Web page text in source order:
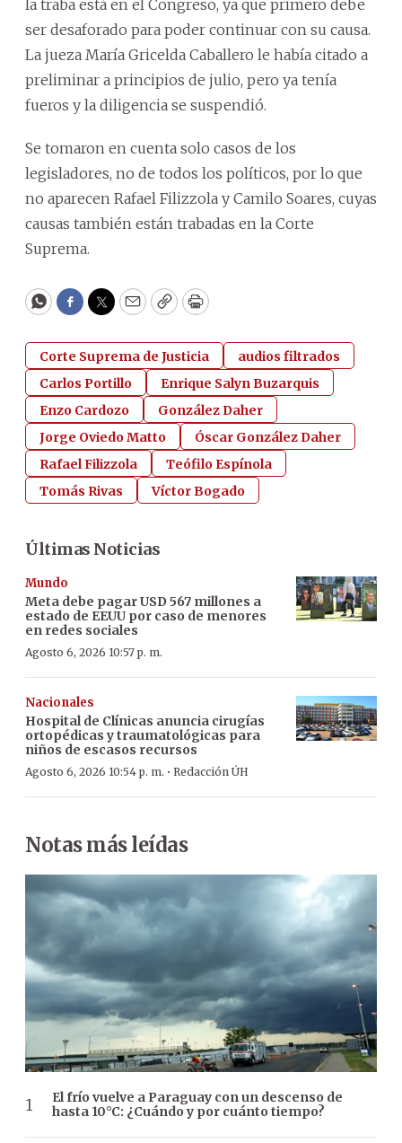
la traba está en el Congreso, ya que primero debe
ser desaforado para poder continuar con su causa.
La jueza María Gricelda Caballero le había citado a
preliminar a principios de julio, pero ya tenía
fueros y la diligencia se suspendió.
Se tomaron en cuenta solo casos de los
legisladores, no de todos los políticos, por lo que
no aparecen Rafael Filizzola y Camilo Soares, cuyas
causas también están trabadas en la Corte
Suprema.
WhatsApp
Facebook
Twitter
EmailCopyPrint
Corte Suprema de Justicia
audios filtrados
Carlos Portillo
Enrique Salyn Buzarquis
Enzo Cardozo
González Daher
Jorge Oviedo Matto
Óscar González Daher
Rafael Filizzola
Teófilo Espínola
Tomás Rivas
Víctor Bogado
Últimas Noticias
Mundo
Meta debe pagar USD 567 millones a
estado de EEUU por caso de menores
en redes sociales
Agosto 6, 2026 10:57 p. m.
Nacionales
Hospital de Clínicas anuncia cirugías
ortopédicas y traumatológicas para
niños de escasos recursos
Agosto 6, 2026 10:54 p. m. · Redacción ÚH
Notas más leídas
El frío vuelve a Paraguay con un descenso de
hasta 10°C: ¿Cuándo y por cuánto tiempo?